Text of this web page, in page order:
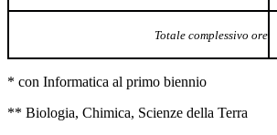
Totale complessivo ore
* con Informatica al primo biennio
** Biologia, Chimica, Scienze della Terra